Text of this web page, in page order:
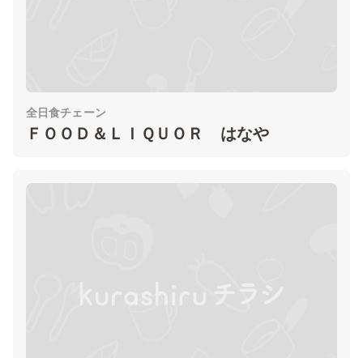
全日食チェーン
ＦＯＯＤ＆ＬＩＱＵＯＲ はなや